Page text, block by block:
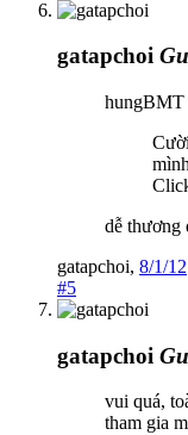
gatapchoi
hungBMT
dễ thương
gatapchoi, 8/1/12
#5
gatapchoi
vui quá,
tham gia